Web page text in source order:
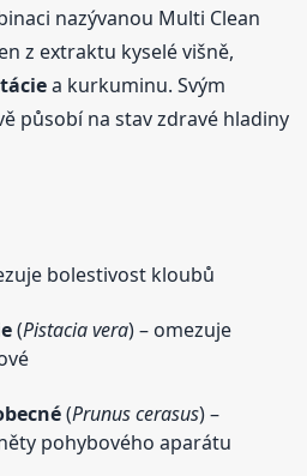
nazývanou Multi Clean
z extraktu kyselé višně,
a kurkuminu. Svým
působí na stav zdravé hladiny
bolestivost kloubů
(Pistacia vera) – omezuje
(Prunus cerasus) –
pohybového aparátu